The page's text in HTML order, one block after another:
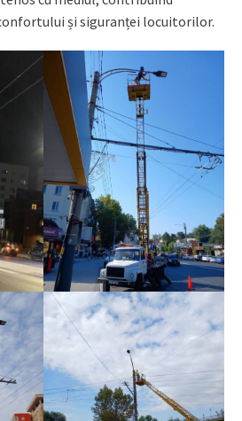
și siguranței locuitorilor.